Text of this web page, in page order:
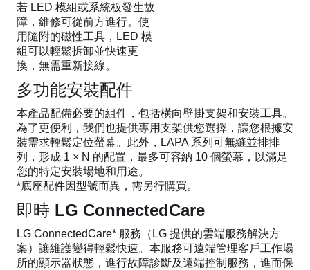
若 LED 模組或系統板發生故
障，維修可從前方進行。使
用隨附的磁性工具，LED 模
組可以輕鬆拆卸並快速更
換，無需重新接線。
多功能安裝配件
本產品配備必要的組件，包括橫向壁掛支架和安裝工具。
為了更便利，我們也提供專用支架供您選擇，讓您根據安
裝需求輕鬆定位螢幕。此外，LAPA 系列可無縫並排排
列，形成 1 × N 的配置，最多可容納 10 個螢幕，以滿足
您的特定安裝場地和用途。
*底座配件因型號而異，需另行購買。
即時 LG ConnectedCare
LG ConnectedCare* 服務（LG 提供的雲端服務解決方
案）讓維護變得輕鬆快速。本服務可遠端管理客戶工作場
所的顯示器狀態，進行故障診斷及遠端控制服務，進而保